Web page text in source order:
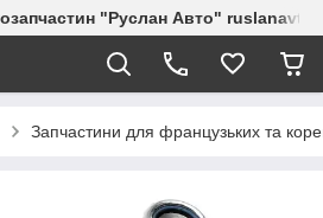
"Руслан Авто"
Запчастини для французьких та